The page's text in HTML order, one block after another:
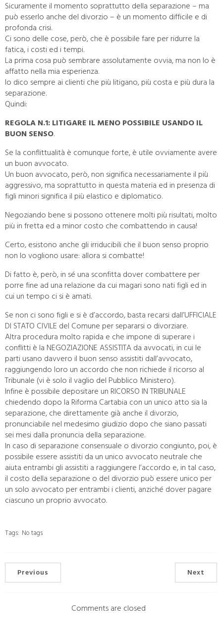
Sicuramente il momento soprattutto della separazione – ma
può esserlo anche del divorzio – è un momento difficile e di
profonda crisi.
Ci sono delle cose, però, che è possibile fare per ridurre la
fatica, i costi ed i tempi.
La prima cosa può sembrare assolutamente ovvia, ma non lo è
affatto nella mia esperienza.
Io dico sempre ai clienti che più litigano, più costa e più dura la
separazione.
Quindi:
REGOLA N.1: LITIGARE IL MENO POSSIBILE USANDO IL
BUON SENSO.
Se la conflittualità è comunque forte, è utile ovviamente avere
un buon avvocato.
Un buon avvocato, però, non significa necessariamente il più
aggressivo, ma soprattutto in questa materia ed in presenza di
figli minori significa il più elastico e diplomatico.
Negoziando bene si possono ottenere molti più risultati, molto
più in fretta ed a minor costo che combattendo in causa!
Certo, esistono anche gli irriducibili che il buon senso proprio
non lo vogliono usare: allora si combatte!
Di fatto è, però, in sé una sconfitta dover combattere per
porre fine ad una relazione da cui magari sono nati figli ed in
cui un tempo ci si è amati.
Se non ci sono figli e si è d’accordo, basta recarsi dall’UFFICIALE
DI STATO CIVILE del Comune per separarsi o divorziare.
Altra procedura molto rapida e che impone di superare i
conflitti è la NEGOZIAZIONE ASSISTITA da avvocati, in cui le
parti usano davvero il buon senso assistiti dall’avvocato,
raggiungendo loro un accordo che non richiede il ricorso al
Tribunale (vi è solo il vaglio del Pubblico Ministero).
Infine è possibile depositare un RICORSO IN TRIBUNALE
chiedendo dopo la Riforma Cartabia con un unico atto sia la
separazione, che direttamente già anche il divorzio,
pronunciabile nel medesimo giudizio dopo che siano passati
sei mesi dalla pronuncia della separazione.
In caso di separazione consensuale o divorzio congiunto, poi, è
possibile essere assistiti da un unico avvocato neutrale che
aiuta entrambi gli assistiti a raggiungere l’accordo e, in tal caso,
il costo della separazione o del divorzio può essere unico per
un solo avvocato per entrambi i clienti, anziché dover pagare
ciascuno un proprio avvocato.
Tags: No tags
Previous Next
Comments are closed